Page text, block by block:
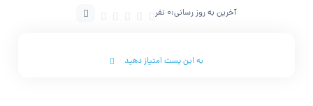
آخرین به روز رسانی:0 نفر
به این پست امتیاز دهید